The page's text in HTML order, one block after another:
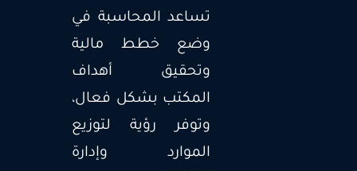
تساعد المحاسبة في
وضع خطط مالية
وتحقيق أهداف
المكتب بشكل فعال،
وتوفر رؤية لتوزيع
الموارد وإدارة